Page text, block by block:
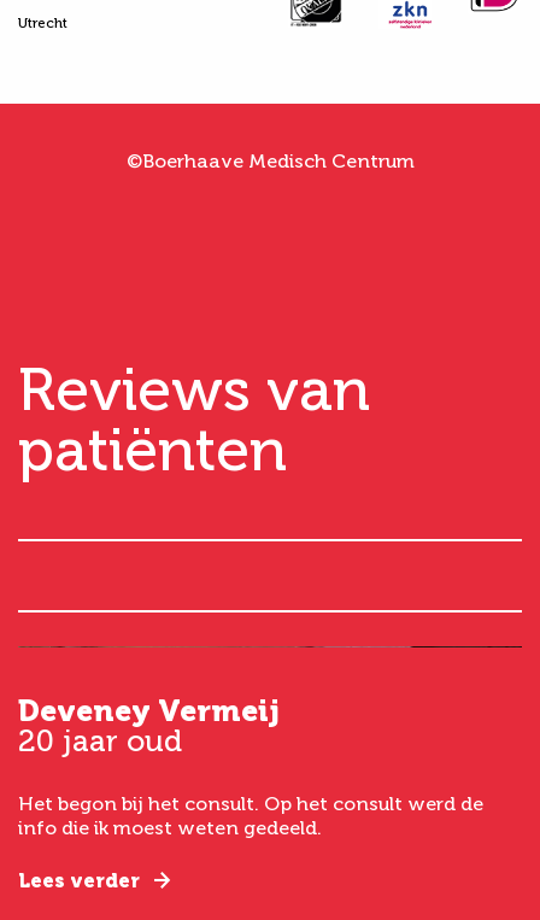
Utrecht
©Boerhaave Medisch Centrum
Reviews van
patiënten
Deveney Vermeij
20 jaar oud
Het begon bij het consult. Op het consult werd de
info die ik moest weten gedeeld.
Lees verder